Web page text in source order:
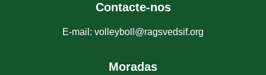
Contacte-nos
E-mail : volleyboll@ragsvedsif.org
Moradas